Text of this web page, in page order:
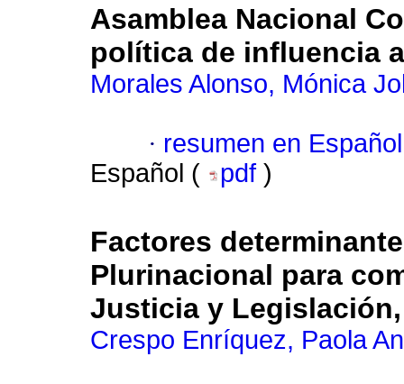
Asamblea Nacional
política de influencia
Morales Alonso, Mónica
· resumen en Español
Español (
pdf )
Factores
Plurinacional para
Justicia y Legislación,
Crespo Enríquez, Paola